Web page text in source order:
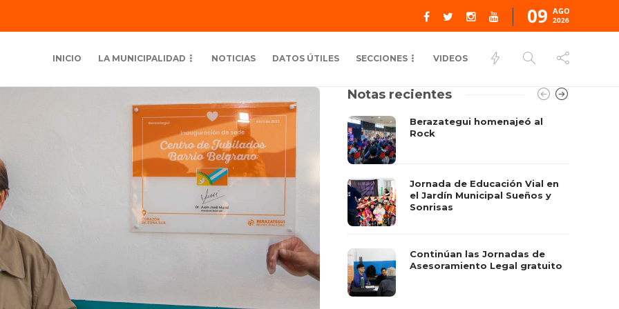
09 AGO
2026
INICIO LA MUNICIPALIDAD NOTICIAS DATOS ÚTILES SECCIONES VIDEOS
Notas recientes
Berazategui homenajeó al
Rock
Jornada de Educación Vial en
el Jardín Municipal Sueños y
Sonrisas
Continúan las Jornadas de
Asesoramiento Legal gratuito